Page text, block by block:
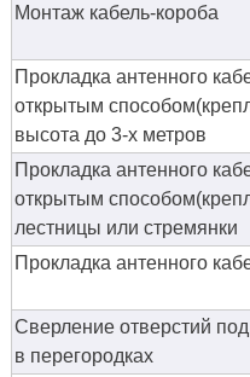
Монтаж кабель-короба
Прокладка антенного
открытым
высота до 3-х метров
Прокладка антенного
открытым
лестницы или стремянки
Прокладка антенного
Сверление отверстий
в перегородках